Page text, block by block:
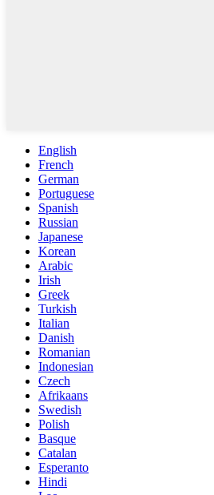
English
French
German
Portuguese
Spanish
Russian
Japanese
Korean
Arabic
Irish
Greek
Turkish
Italian
Danish
Romanian
Indonesian
Czech
Afrikaans
Swedish
Polish
Basque
Catalan
Esperanto
Hindi